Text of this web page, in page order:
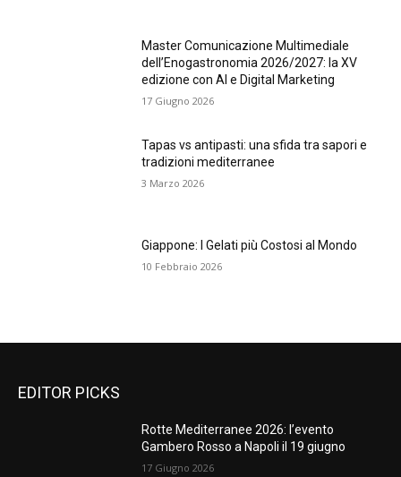
Master Comunicazione Multimediale
dell’Enogastronomia 2026/2027: la XV
edizione con AI e Digital Marketing
17 Giugno 2026
Tapas vs antipasti: una sfida tra sapori e
tradizioni mediterranee
3 Marzo 2026
Giappone: I Gelati più Costosi al Mondo
10 Febbraio 2026
EDITOR PICKS
Rotte Mediterranee 2026: l’evento
Gambero Rosso a Napoli il 19 giugno
17 Giugno 2026